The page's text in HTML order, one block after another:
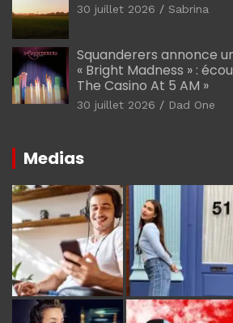
30 juillet 2026 Sabrina
Squanderers annonce
« Bright Madness » :
The Casino At 5 AM »
30 juillet 2026 Dad One
Medias